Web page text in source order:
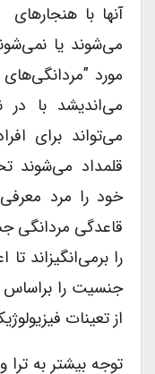
آنها با
می‌شوند یا
مورد ”مردانگی‌های
می‌اندیشد با در
می‌تواند برای
قلمداد می‌شوند
خود را مرد
قاعدگی مردانگی
را برمی‌انگیزاند تا
جنسیت را
از تعینات
توجه بیشتر به ترا